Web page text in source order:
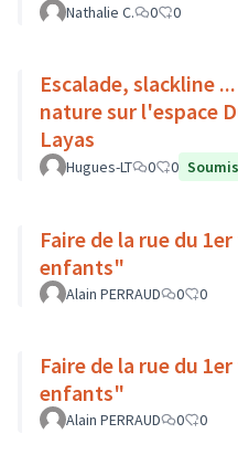
Nathalie C. 0 0
Escalade, slackline
nature sur l'espace
Layas
Hugues-LT 0 0
Faire de la rue du
enfants"
Alain PERRAUD 0 0
Faire de la rue du
enfants"
Alain PERRAUD 0 0